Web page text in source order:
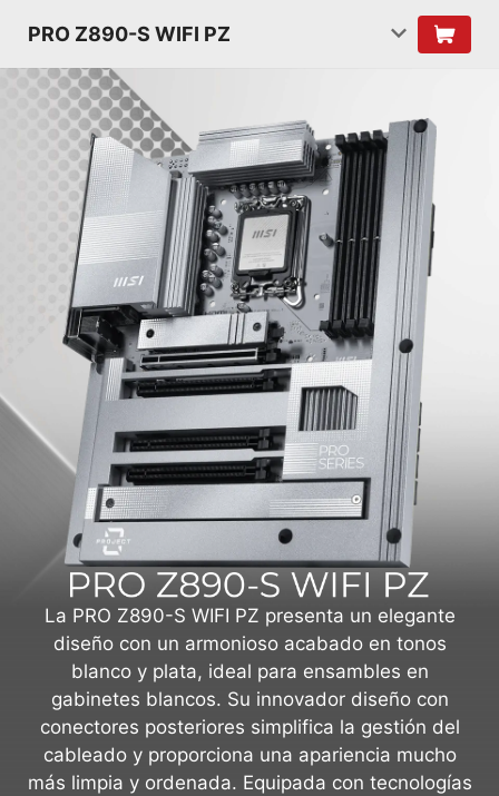
PRO Z890-S WIFI PZ
La PRO Z890-S WIFI PZ presenta un elegante
diseño con un armonioso acabado en tonos
blanco y plata, ideal para ensambles en
gabinetes blancos. Su innovador diseño con
conectores posteriores simplifica la gestión del
cableado y proporciona una apariencia mucho
más limpia y ordenada. Equipada con tecnologías